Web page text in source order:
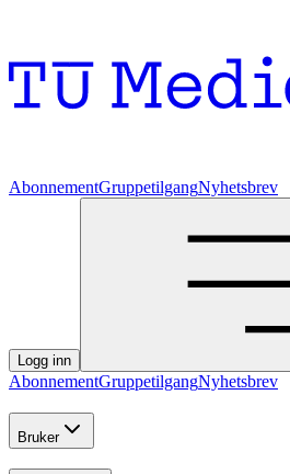
AbonnementGruppetilgangNyhetsbrev
Logg inn
AbonnementGruppetilgangNyhetsbrev
Bruker